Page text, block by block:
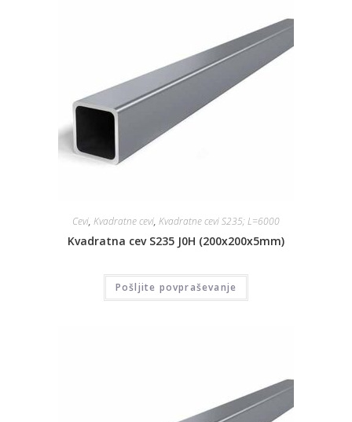
Cevi, Kvadratne cevi, Kvadratne cevi S235; L=6000
Kvadratna cev S235 J0H (200x200x5mm)
Pošljite povpraševanje